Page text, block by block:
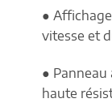
●
vitesse et
●
haute